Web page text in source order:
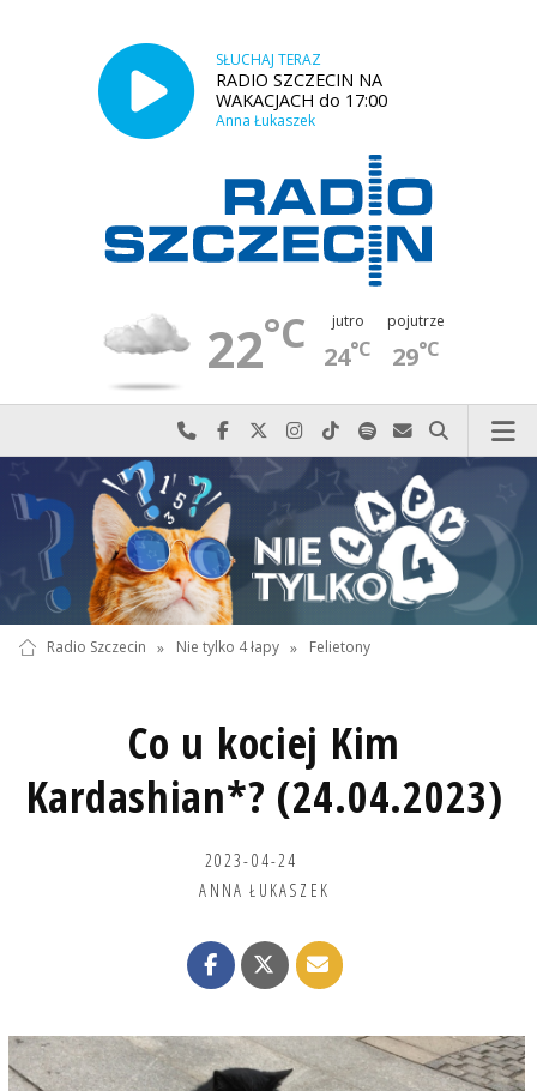
SŁUCHAJ TERAZ
RADIO SZCZECIN NA
WAKACJACH do 17:00
Anna Łukaszek
22°C jutro
24°C
pojutrze
29°C
Najlepiej po prostu do nas zadzwoń
Odwiedź nas na Facebook-u
Odwiedź nas na X
Odwiedź nas na Instagram-ie
Odwiedź nas na TikTok-u
Szukaj nas na Spotify
Wyślij do nas
Szukaj
Radio Szczecin » Nie tylko 4 łapy » Felietony
Co u kociej Kim
Kardashian*? (24.04.2023)
2023-04-24
ANNA ŁUKASZEK